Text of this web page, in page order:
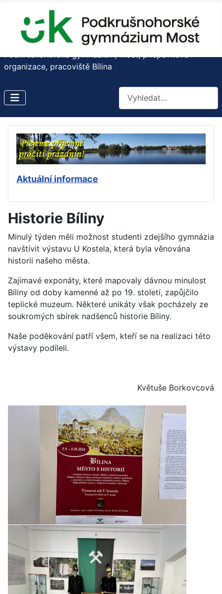
organizace, pracoviště Bílina
Hledat
Aktuální informace
Historie Bíliny
Minulý týden měli možnost studenti zdejšího gymnázia
navštívit výstavu U Kostela, která byla věnována
historii našeho města.
Zajímavé exponáty, které mapovaly dávnou minulost
Bíliny od doby kamenné až po 19. století, zapůjčilo
teplické muzeum. Některé unikáty však pocházely ze
soukromých sbírek nadšenců historie Bíliny.
Naše poděkování patří všem, kteří se na realizaci této
výstavy podíleli.
Květuše Borkovcová